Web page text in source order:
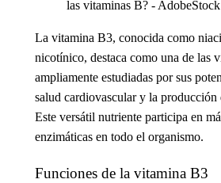
La vitamina B3, conocida como
nicotínico, destaca como una de las
ampliamente estudiadas por sus
salud cardiovascular y la producción
Este versátil nutriente participa en
enzimáticas en todo el organismo.
Funciones de la vitamina B3